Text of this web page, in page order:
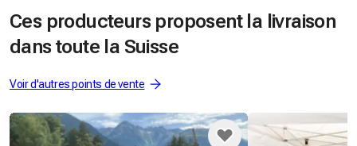
Ces producteurs proposent la livraison
dans toute la Suisse
Voir d'autres points de vente